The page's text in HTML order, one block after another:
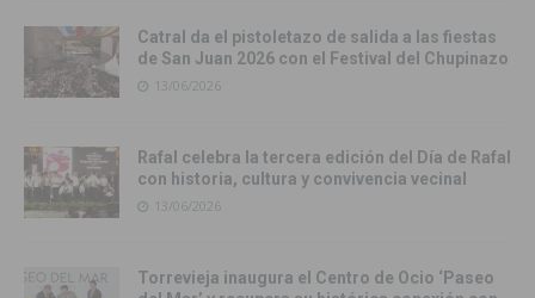
Catral da el pistoletazo de salida a las fiestas
de San Juan 2026 con el Festival del Chupinazo
13/06/2026
Rafal celebra la tercera edición del Día de Rafal
con historia, cultura y convivencia vecinal
13/06/2026
Torrevieja inaugura el Centro de Ocio ‘Paseo